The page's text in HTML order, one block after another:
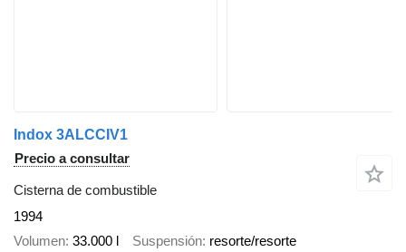
Indox 3ALCCIV1
Precio a consultar
Cisterna de combustible
1994
Volumen 33.000 l Suspensión resorte/resorte